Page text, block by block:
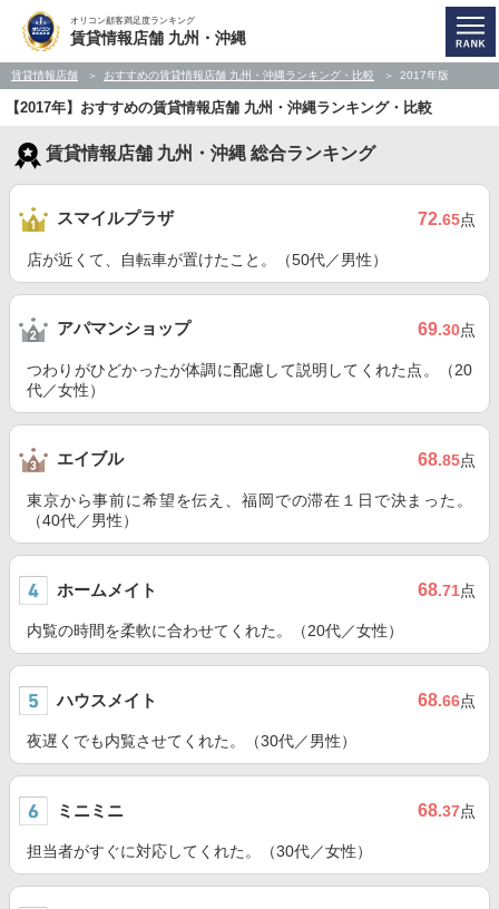
オリコン顧客満足度ランキング
賃貸情報店舗 九州・沖縄
賃貸情報店舗 おすすめの賃貸情報店舗 九州・沖縄ランキング・比較 2017年版
【2017年】おすすめの賃貸情報店舗 九州・沖縄ランキング・比較
賃貸情報店舗 九州・沖縄 総合ランキング
スマイルプラザ 72.65点
店が近くて、自転車が置けたこと。（50代／男性）
アパマンショップ 69.30点
つわりがひどかったが体調に配慮して説明してくれた点。（20
代／女性）
エイブル 68.85点
東京から事前に希望を伝え、福岡での滞在１日で決まった。
（40代／男性）
ホームメイト 68.71点
内覧の時間を柔軟に合わせてくれた。（20代／女性）
ハウスメイト 68.66点
夜遅くでも内覧させてくれた。（30代／男性）
ミニミニ 68.37点
担当者がすぐに対応してくれた。（30代／女性）